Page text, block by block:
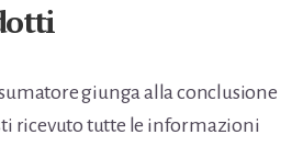
giunga alla conclusione
ricevuto tutte le informazioni